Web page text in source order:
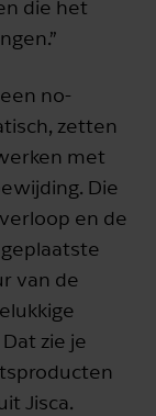
die het
no-
zetten
met
Die
en de
van de
zie je
Jisca.